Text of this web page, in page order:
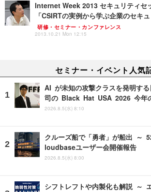
Internet Week 2013 セキュリティセ
「CSIRTの実例から学ぶ企業のセキ
研修・セミナー・カンファレンス
2013.10.21 Mon 12:15
セミナー・イベント人気
AI が未知の攻撃クラスを発明す
司の Black Hat USA 2026 今年
2026.8.5(水) 8:10
クルーズ船で「勇者」が船出 ～
loudbaseユーザー会開催報告
2026.8.5(水) 8:00
シフトレフトや内製化も解説 ～